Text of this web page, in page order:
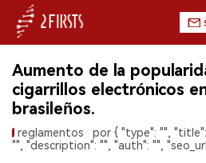
INICIO
EMPRESA
Aumento de la
cigarrillos electrónicos
brasileños.
reglamentos
por { "type": "",
"", "description": "", "auth": "",